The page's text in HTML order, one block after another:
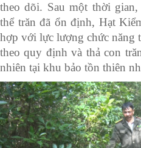
theo dõi. Sau một thời
thể trăn đã ổn định, Hạt
hợp với lực lượng chức năng
theo quy định và thả con
nhiên tại khu bảo tồn thiên